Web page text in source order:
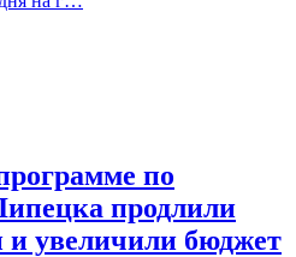
по
продлили
и увеличили бюджет